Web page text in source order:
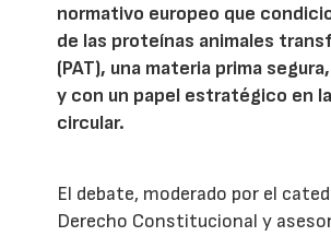
normativo europeo que
de las proteínas animales
(PAT), una materia prima
y con un papel estratégico en
circular.
El debate, moderado por el
Derecho Constitucional y